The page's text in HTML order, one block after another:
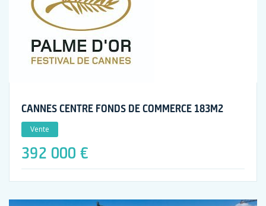
CANNES CENTRE FONDS DE COMMERCE 183M2
Vente
392 000 €